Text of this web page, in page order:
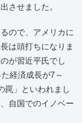
させました。
ので、アメリカに
は頭打ちになりま
が習近平氏でし
経済成長が7～
罠」といわれまし
自国でのイノベー